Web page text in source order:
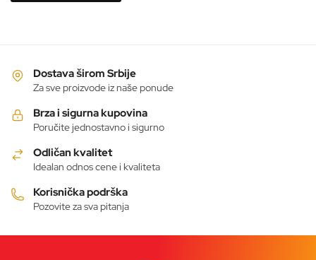
Dostava širom Srbije
Za sve proizvode iz naše ponude
Brza i sigurna kupovina
Poručite jednostavno i sigurno
Odličan kvalitet
Idealan odnos cene i kvaliteta
Korisnička podrška
Pozovite za sva pitanja